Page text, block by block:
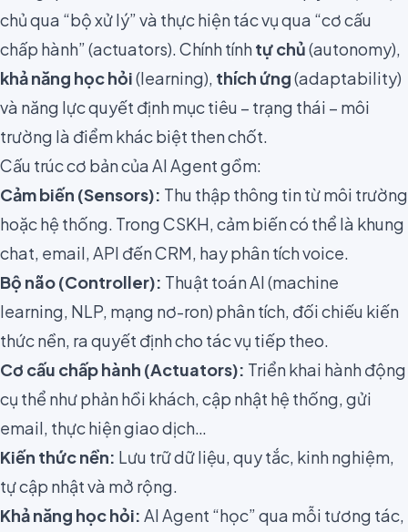
chủ qua “bộ xử lý” và thực hiện tác vụ qua “cơ cấu
chấp hành” (actuators). Chính tínhtự chủ(autonomy),
khả năng học hỏi(learning), thích ứng(adaptability)
và năng lực quyết định mục tiêu – trạng thái – môi
trường là điểm khác biệt then chốt.
Cấu trúc cơ bản của AI Agent gồm:
Cảm biến (Sensors): Thu thập thông tin từ môi trường
hoặc hệ thống. Trong CSKH, cảm biến có thể là khung
chat, email, API đến CRM, hay phân tích voice.
Bộ não (Controller): Thuật toán AI (machine
learning, NLP, mạng nơ-ron) phân tích, đối chiếu kiến
thức nền, ra quyết định cho tác vụ tiếp theo.
Cơ cấu chấp hành (Actuators): Triển khai hành động
cụ thể như phản hồi khách, cập nhật hệ thống, gửi
email, thực hiện giao dịch…
Kiến thức nền: Lưu trữ dữ liệu, quy tắc, kinh nghiệm,
tự cập nhật và mở rộng.
Khả năng học hỏi: AI Agent “học” qua mỗi tương tác,